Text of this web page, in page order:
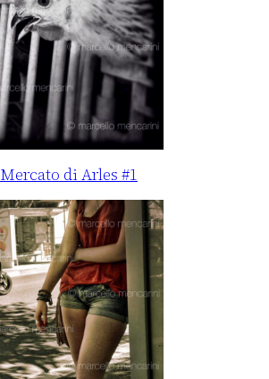
Mercato di Arles #1